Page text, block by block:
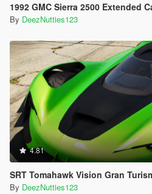
1992 GMC Sierra 2500 Extended
By DeezNutties123
4.81
SRT Tomahawk Vision Gran Turismo Gr.1
By DeezNutties123